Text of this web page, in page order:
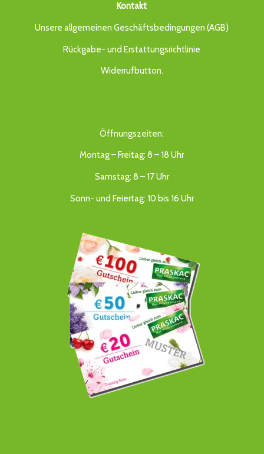
Kontakt
Unsere allgemeinen Geschäftsbedingungen (AGB)
Rückgabe- und Erstattungsrichtlinie
Widerrufbutton.
Öffnungszeiten:
Montag – Freitag: 8 – 18 Uhr
Samstag: 8 – 17 Uhr
Sonn- und Feiertag: 10 bis 16 Uhr